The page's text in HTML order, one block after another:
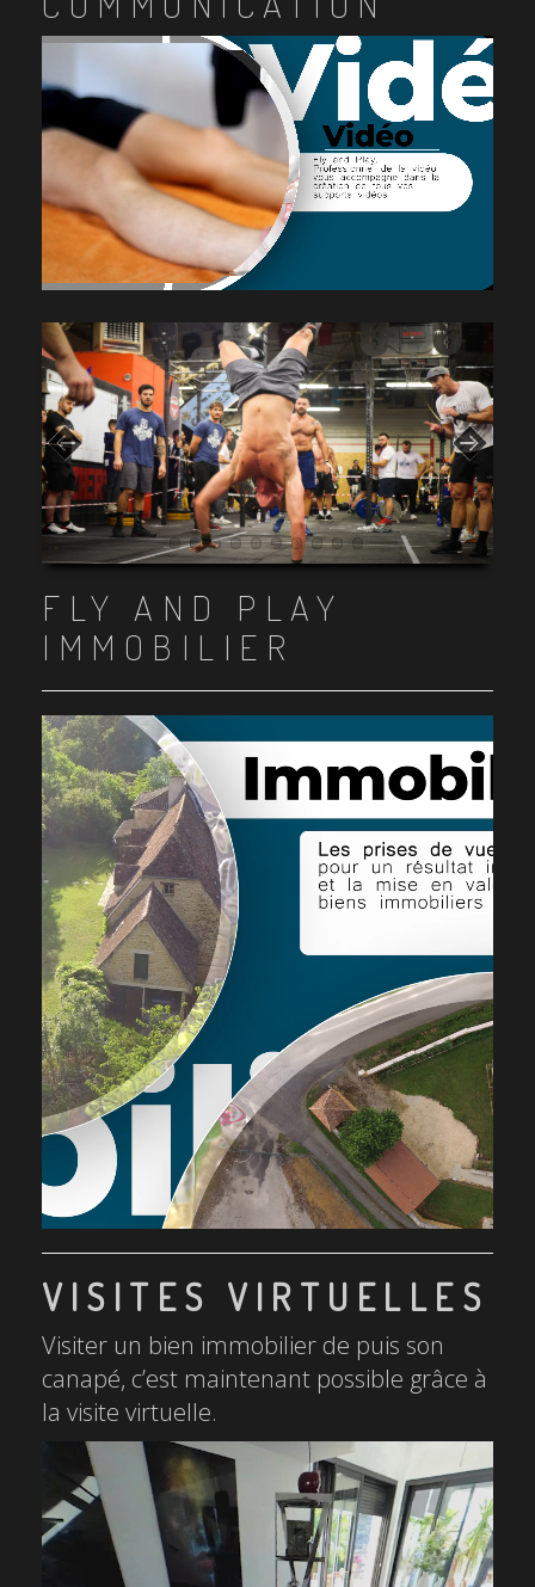
Item 1
Item 2
Item 3
Item 4
Item 5
Item 6
Item 7
Item 8
Item 9
Item 10
FLY AND PLAY
IMMOBILIER
VISITES VIRTUELLES
Visiter un bien immobilier de puis son
canapé, c’est maintenant possible grâce à
la visite virtuelle.